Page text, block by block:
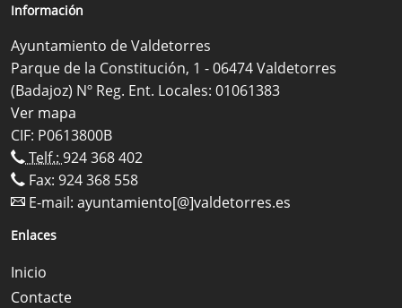
Información
Ayuntamiento de Valdetorres
Parque de la Constitución, 1 - 06474 Valdetorres
(Badajoz) Nº Reg. Ent. Locales: 01061383
Ver mapa
CIF: P0613800B
Telf.: 924 368 402
Fax: 924 368 558
E-mail: ayuntamiento[@]valdetorres.es
Enlaces
Inicio
Contacte